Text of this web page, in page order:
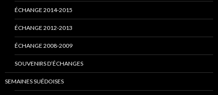
ÉCHANGE 2014-2015
ÉCHANGE 2012-2013
ÉCHANGE 2008-2009
SOUVENIRS D’ÉCHANGES
SEMAINES SUÉDOISES